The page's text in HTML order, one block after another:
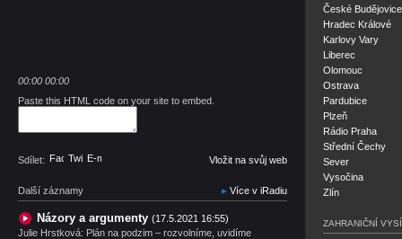
00:00 00:00
Paste this HTML code on your site to embed.
Sdílet: Facebook
TwitterE-mail Vložit na svůj web
Další záznamy Více v iRadiu
Názory a argumenty (17.5.2021 16:55)
Julie Hrstková: Plán na podzim – rozvolníme, uvidíme
České Budějovice
Hradec Králové
Karlovy Vary
Liberec
Olomouc
Ostrava
Pardubice
Plzeň
Rádio Praha
Střední Čechy
Sever
Vysočina
Zlín
ZAHRANIČNÍ